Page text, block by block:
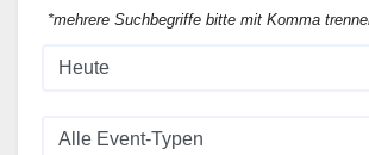
*mehrere Suchbegriffe bitte mit Komma